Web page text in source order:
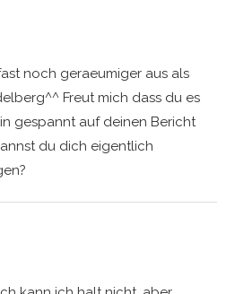
noch geraeumiger aus als
Freut mich dass du es
gespannt auf deinen Bericht
du dich eigentlich